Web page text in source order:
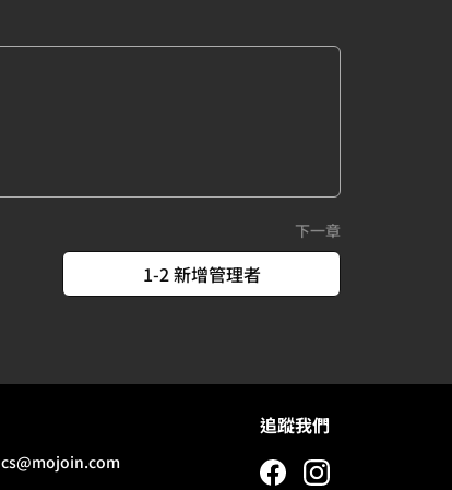
下一章
1-2 新增管理者
cs@mojoin.com
追蹤我們